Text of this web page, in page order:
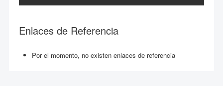
Enlaces de Referencia
Por el momento, no existen enlaces de referencia